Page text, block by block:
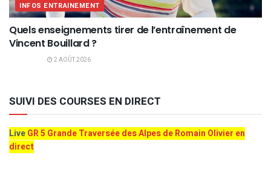
INFOS ENTRAINEMENT
Quels enseignements tirer de l’entraînement de
Vincent Bouillard ?
2 AOÛT 2026
SUIVI DES COURSES EN DIRECT
LiveGR 5 Grande Traversée des Alpes de Romain Olivier en
direct